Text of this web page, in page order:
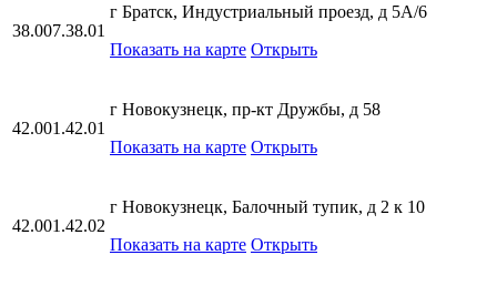
38.007.38.01
г Братск, Индустриальный проезд, д 5А/6
Показать на карте Открыть
42.001.42.01
г Новокузнецк, пр-кт Дружбы, д 58
Показать на карте Открыть
42.001.42.02
г Новокузнецк, Балочный тупик, д 2 к 10
Показать на карте Открыть